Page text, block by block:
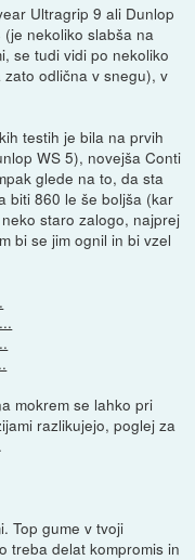
Ultragrip 9 ali Dunlop
nekoliko slabša na
se tudi vidi po nekoliko
odlična v snegu), v
testih je bila na prvih
WS 5), novejša Conti
glede na to, da sta
biti 860 le še boljša (kar
staro zalogo, najprej
bi se jim ognil in bi vzel
mokrem se lahko pri
razlikujejo, poglej za
Top gume v tvoji
treba delat kompromis in